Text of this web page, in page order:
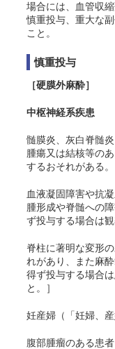
場合には、血管収
慎重投与、重大な
こと。
慎重投与
［硬膜外麻酔］
中枢神経系疾患
髄膜炎、灰白脊髄
腫瘍又は結核等の
するおそれがある。
血液凝固障害や抗
腫形成や脊髄への
ず投与する場合は
脊柱に著明な変形
れがあり、また麻
得ず投与する場合
と。］
妊産婦（「妊婦、
腹部腫瘤のある患